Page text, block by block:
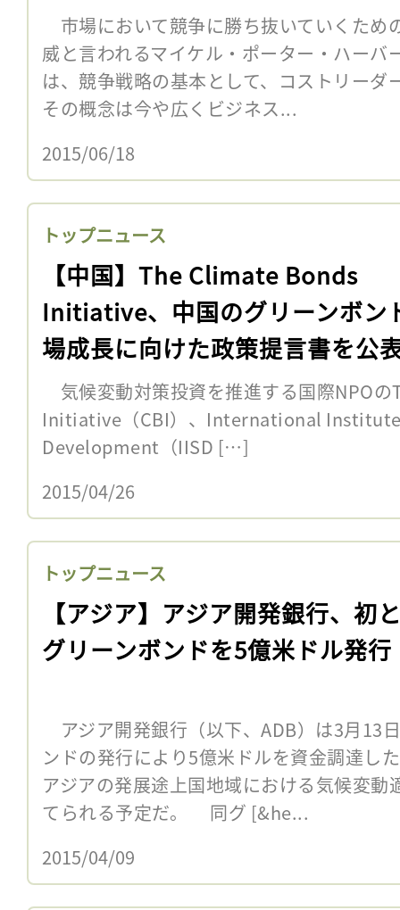
ィ
市場において競争に勝ち抜いていくため
威と言われるマイケル・ポーター・ハーバ
は、競争戦略の基本として、コストリーダ
その概念は今や広くビジネス...
2015/06/18
トップニュース
【中国】The Climate Bonds
Initiative、中国のグリーンボン
場成長に向けた政策提言書を公
気候変動対策投資を推進する国際NPO
Initiative（CBI）、International
Development（IISD […]
2015/04/26
トップニュース
【アジア】アジア開発銀行、初
グリーンボンドを5億米ドル発行
アジア開発銀行（以下、ADB）は3月13
ンドの発行により5億米ドルを資金調達し
アジアの発展途上国地域における気候変
てられる予定だ。 同グ [&he...
2015/04/09